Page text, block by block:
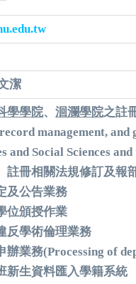
潔
學學院、洄瀾學院之註
management,
and Social Sciences and
註冊相關法規修訂及報
及公告業務
位頒授作業
反學術倫理業務
辦業務(Processing of
新生資料匯入學籍系統